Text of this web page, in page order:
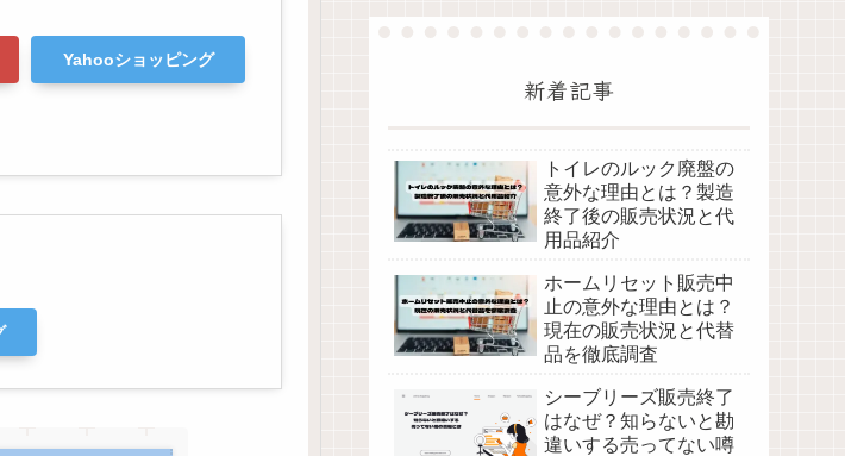
Yahooショッピング
新着記事
トイレのルック廃盤の
意外な理由とは？製造
終了後の販売状況と代
用品紹介
ホームリセット販売中
止の意外な理由とは？
現在の販売状況と代替
品を徹底調査
シーブリーズ販売終了
はなぜ？知らないと勘
違いする売ってない噂